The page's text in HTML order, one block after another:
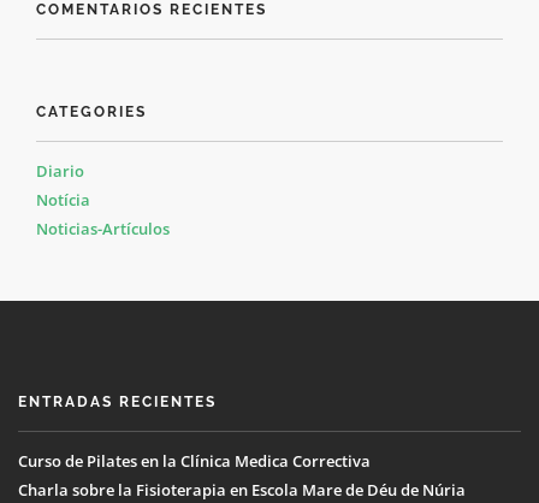
COMENTARIOS RECIENTES
CATEGORIES
Diario
Notícia
Noticias-Artículos
ENTRADAS RECIENTES
Curso de Pilates en la Clínica Medica Correctiva
Charla sobre la Fisioterapia en Escola Mare de Déu de Núria